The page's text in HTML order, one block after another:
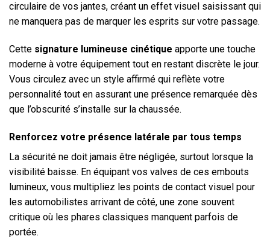
circulaire de vos jantes, créant un effet visuel saisissant qui
ne manquera pas de marquer les esprits sur votre passage.
Cette signature lumineuse cinétique apporte une touche
moderne à votre équipement tout en restant discrète le jour.
Vous circulez avec un style affirmé qui reflète votre
personnalité tout en assurant une présence remarquée dès
que l’obscurité s’installe sur la chaussée.
Renforcez votre présence latérale par tous temps
La sécurité ne doit jamais être négligée, surtout lorsque la
visibilité baisse. En équipant vos valves de ces embouts
lumineux, vous multipliez les points de contact visuel pour
les automobilistes arrivant de côté, une zone souvent
critique où les phares classiques manquent parfois de
portée.